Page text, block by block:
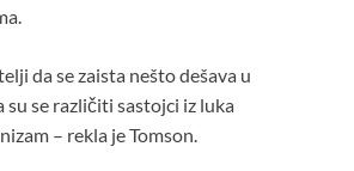
da se zaista nešto dešava u
su se različiti sastojci iz luka
– rekla je Tomson.